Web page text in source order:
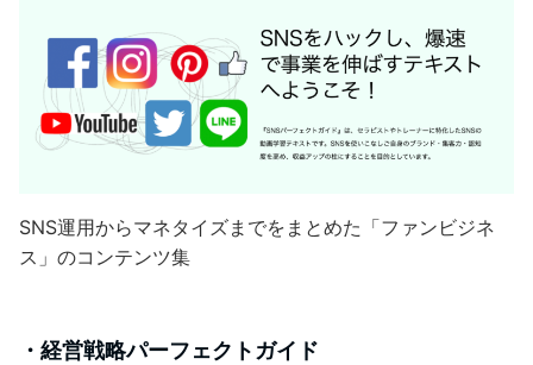
SNS運用からマネタイズまでをまとめた「ファンビジネ
ス」のコンテンツ集
・経営戦略パーフェクトガイド